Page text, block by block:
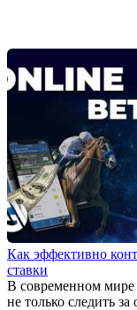
Как эффективно
ставки
В современном
не только следить